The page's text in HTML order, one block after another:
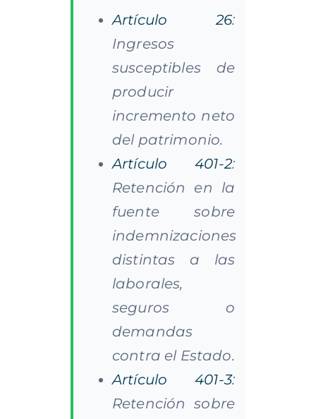
Artículo 26:
Ingresos
susceptibles de
producir
incremento neto
del patrimonio.
Artículo 401-2:
Retención en la
fuente sobre
indemnizaciones
distintas a las
laborales,
seguros o
demandas
contra el Estado.
Artículo 401-3:
Retención sobre